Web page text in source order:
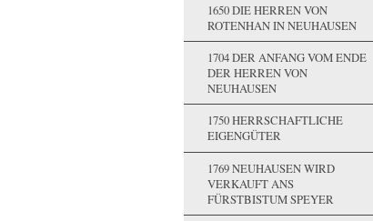
1650 DIE HERREN VON
ROTENHAN IN NEUHAUSEN
1704 DER ANFANG VOM ENDE
DER HERREN VON
NEUHAUSEN
1750 HERRSCHAFTLICHE
EIGENGÜTER
1769 NEUHAUSEN WIRD
VERKAUFT ANS
FÜRSTBISTUM SPEYER